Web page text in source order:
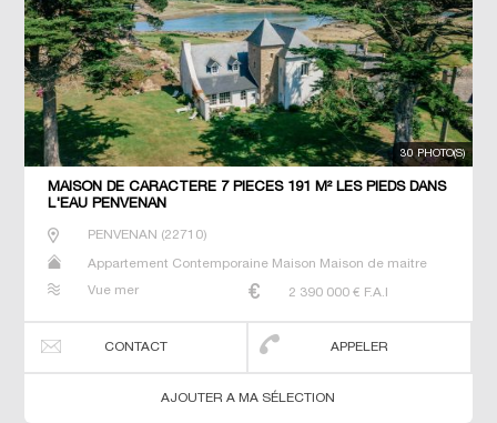
30 PHOTO(S)
MAISON DE CARACTERE 7 PIECES 191 M² LES PIEDS DANS
L'EAU PENVENAN
PENVENAN (22710)
Appartement Contemporaine Maison Maison de maitre
Vue mer
2 390 000 € F.A.I
CONTACT APPELER
AJOUTER A MA SÉLECTION